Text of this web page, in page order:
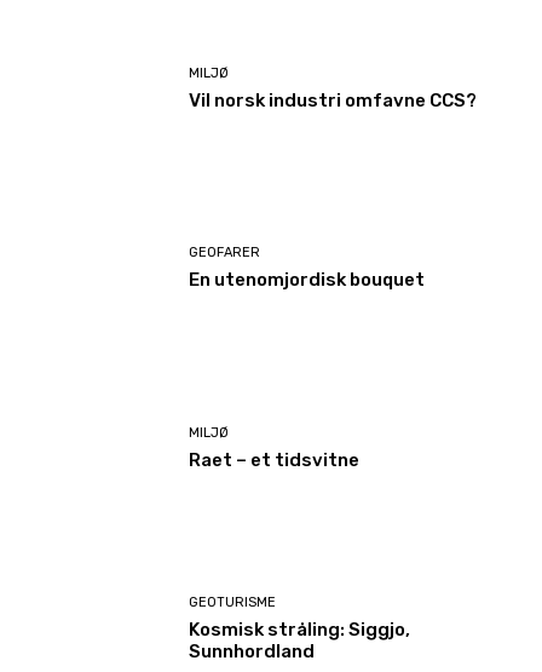
MILJØ
Vil norsk industri omfavne CCS?
GEOFARER
En utenomjordisk bouquet
MILJØ
Raet – et tidsvitne
GEOTURISME
Kosmisk stråling: Siggjo,
Sunnhordland